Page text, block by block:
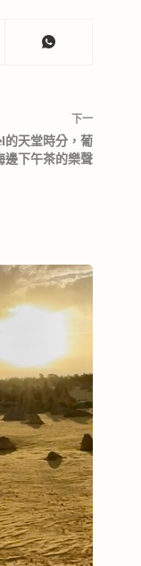
下一
的天堂時分，葡
邊下午茶的樂聲